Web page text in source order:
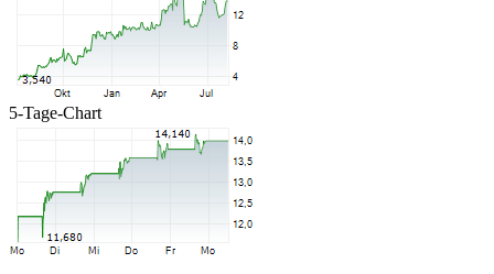
5-Tage-Chart